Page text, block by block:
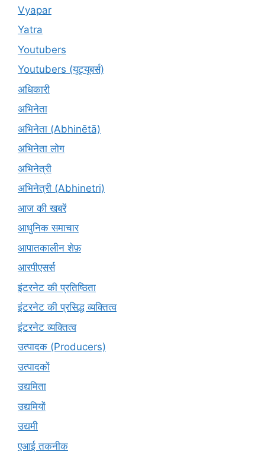
Vyapar
Yatra
Youtubers
Youtubers (यूट्यूबर्स)
अधिकारी
अभिनेता
अभिनेता (Abhinētā)
अभिनेता लोग
अभिनेत्री
अभिनेत्री (Abhinetri)
आज की खबरें
आधुनिक समाचार
आपातकालीन शेफ़
आरपीएसर्स
इंटरनेट की प्रतिष्ठिता
इंटरनेट की प्रसिद्ध व्यक्तित्व
इंटरनेट व्यक्तित्व
उत्पादक (Producers)
उत्पादकों
उद्यमिता
उद्यमियों
उद्यमी
एआई तकनीक